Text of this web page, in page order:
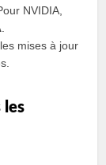
NVIDIA,
mises à jour
les